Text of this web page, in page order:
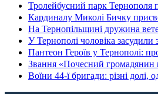
Тролейбусний парк Тернополя
Кардиналу Миколі Бичку
На Тернопільщині дружина
У Тернополі чоловіка засудили
Пантеон Героїв у Тернополі:
Звання «Почесний громадянин
Воїни 44-ї бригади: різні долі,